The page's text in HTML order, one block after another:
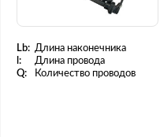
Lb: Длина наконечника
l:
Длина провода
Q:
Количество проводов